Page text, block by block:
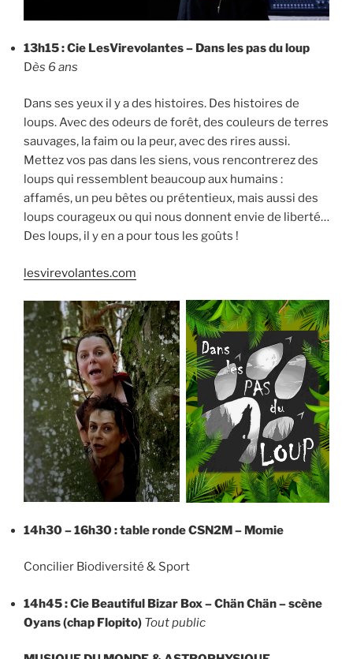
13h15 : Cie LesVirevolantes – Dans les pas du loup
Dès 6 ans
Dans ses yeux il y a des histoires. Des histoires de
loups. Avec des odeurs de forêt, des couleurs de terres
sauvages, la faim ou la peur, avec des rires aussi.
Mettez vos pas dans les siens, vous rencontrerez des
loups qui ressemblent beaucoup aux humains :
affamés, un peu bêtes ou prétentieux, mais aussi des
loups courageux ou qui nous donnent envie de liberté…
Des loups, il y en a pour tous les goûts !
lesvirevolantes.com
14h30 – 16h30 : table ronde CSN2M – Momie
Concilier Biodiversité & Sport
14h45 :Cie Beautiful Bizar Box – Chän Chän– scène
Oyans (chap Flopito) Tout public